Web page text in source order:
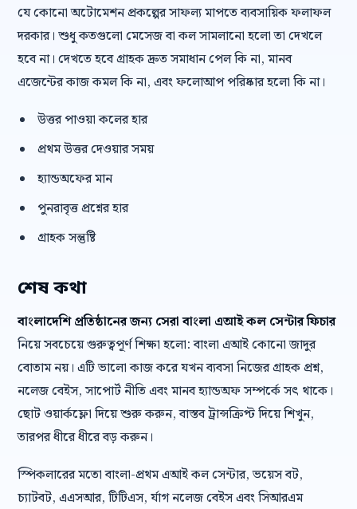
যে কোনো অটোমেশন প্রকল্পের সাফল্য মাপতে ব্যবসায়িক ফলাফল
দরকার। শুধু কতগুলো মেসেজ বা কল সামলানো হলো তা দেখলে
হবে না। দেখতে হবে গ্রাহক দ্রুত সমাধান পেল কি না, মানব
এজেন্টের কাজ কমল কি না, এবং ফলোআপ পরিষ্কার হলো কি না।
উত্তর পাওয়া কলের হার
প্রথম উত্তর দেওয়ার সময়
হ্যান্ডঅফের মান
পুনরাবৃত্ত প্রশ্নের হার
গ্রাহক সন্তুষ্টি
শেষ কথা
বাংলাদেশি প্রতিষ্ঠানের জন্য সেরা বাংলা এআই কল সেন্টার ফিচার
নিয়ে সবচেয়ে গুরুত্বপূর্ণ শিক্ষা হলো: বাংলা এআই কোনো জাদুর
বোতাম নয়। এটি ভালো কাজ করে যখন ব্যবসা নিজের গ্রাহক প্রশ্ন,
নলেজ বেইস, সাপোর্ট নীতি এবং মানব হ্যান্ডঅফ সম্পর্কে সৎ থাকে।
ছোট ওয়ার্কফ্লো দিয়ে শুরু করুন, বাস্তব ট্রান্সক্রিপ্ট দিয়ে শিখুন,
তারপর ধীরে ধীরে বড় করুন।
স্পিকলারের মতো বাংলা-প্রথম এআই কল সেন্টার, ভয়েস বট,
চ্যাটবট, এএসআর, টিটিএস, র্যাগ নলেজ বেইস এবং সিআরএম